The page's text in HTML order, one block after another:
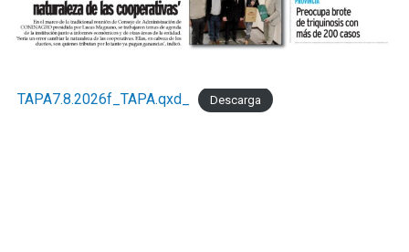
TAPA7.8.2026f_TAPA.qxd_ Descarga